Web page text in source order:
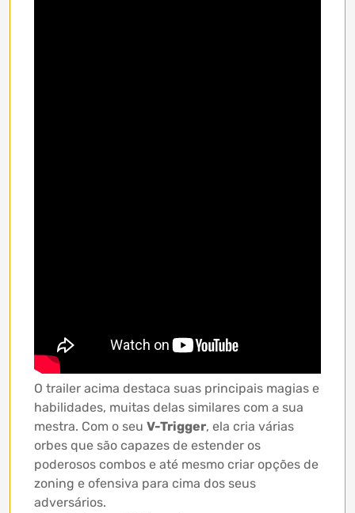
O trailer acima destaca suas principais magias e
habilidades, muitas delas similares com a sua
mestra. Com o seu V-Trigger, ela cria várias
orbes que são capazes de estender os
poderosos combos e até mesmo criar opções de
zoning e ofensiva para cima dos seus
adversários.